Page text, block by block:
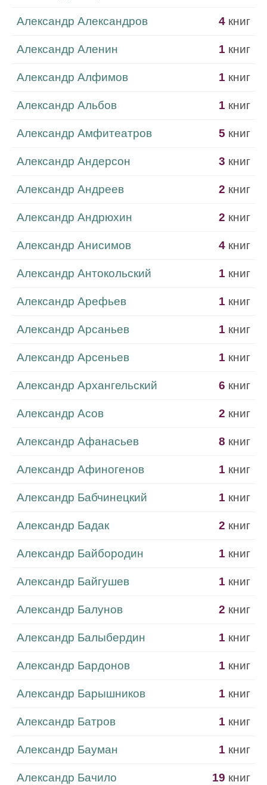
Александр Александров 4 книг
Александр Аленин 1 книг
Александр Алфимов 1 книг
Александр Альбов 1 книг
Александр Амфитеатров 5 книг
Александр Андерсон 3 книг
Александр Андреев 2 книг
Александр Андрюхин 2 книг
Александр Анисимов 4 книг
Александр Антокольский 1 книг
Александр Арефьев 1 книг
Александр Арсаньев 1 книг
Александр Арсеньев 1 книг
Александр Архангельский 6 книг
Александр Асов 2 книг
Александр Афанасьев 8 книг
Александр Афиногенов 1 книг
Александр Бабчинецкий 1 книг
Александр Бадак 2 книг
Александр Байбородин 1 книг
Александр Байгушев 1 книг
Александр Балунов 2 книг
Александр Балыбердин 1 книг
Александр Бардонов 1 книг
Александр Барышников 1 книг
Александр Батров 1 книг
Александр Бауман 1 книг
Александр Бачило 19 книг